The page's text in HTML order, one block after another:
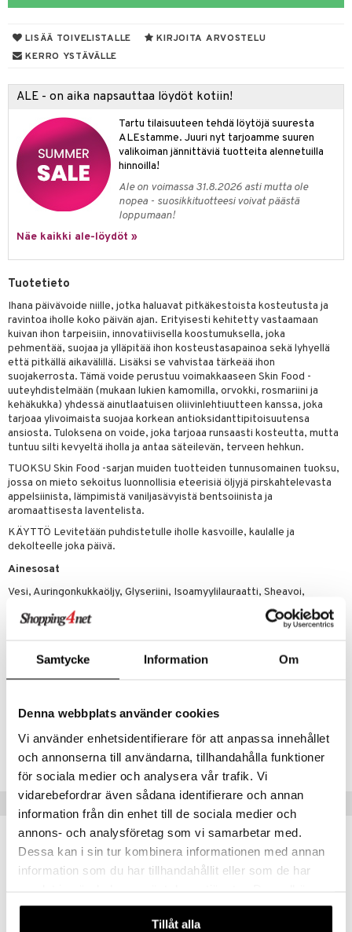
Samtycke Information Om
Denna webbplats använder cookies
Vi använder enhetsidentifierare för att anpassa innehållet
och annonserna till användarna, tillhandahålla funktioner
för sociala medier och analysera vår trafik. Vi
vidarebefordrar även sådana identifierare och annan
information från din enhet till de sociala medier och
annons- och analysföretag som vi samarbetar med.
Dessa kan i sin tur kombinera informationen med annan
information som du har tillhandahållit eller som de har
våra cookies vid fortsatt användande av vår webbplats.
Tillåt alla
LISÄÄ TOIVELISTALLE
KIRJOITA ARVOSTELU
KERRO YSTÄVÄLLE
ALE - on aika napsauttaa löydöt kotiin!
Tartu tilaisuuteen tehdä löytöjä suuresta
ALEstamme. Juuri nyt tarjoamme suuren
valikoiman jännittäviä tuotteita alennetuilla
hinnoilla!
Ale on voimassa 31.8.2026 asti mutta ole
nopea - suosikkituotteesi voivat päästä
loppumaan!
Näe kaikki ale-löydöt »
Tuotetieto
Ihana päivävoide niille, jotka haluavat pitkäkestoista kosteutusta ja
ravintoa iholle koko päivän ajan. Erityisesti kehitetty vastaamaan
kuivan ihon tarpeisiin, innovatiivisella koostumuksella, joka
pehmentää, suojaa ja ylläpitää ihon kosteustasapainoa sekä lyhyellä
että pitkällä aikavälillä. Lisäksi se vahvistaa tärkeää ihon
suojakerrosta. Tämä voide perustuu voimakkaaseen Skin Food -
uuteyhdistelmään (mukaan lukien kamomilla, orvokki, rosmariini ja
kehäkukka) yhdessä ainutlaatuisen oliivinlehtiuutteen kanssa, joka
tarjoaa ylivoimaista suojaa korkean antioksidanttipitoisuutensa
ansiosta. Tuloksena on voide, joka tarjoaa runsaasti kosteutta, mutta
tuntuu silti kevyeltä iholla ja antaa säteilevän, terveen hehkun.
TUOKSU Skin Food -sarjan muiden tuotteiden tunnusomainen tuoksu,
jossa on mieto sekoitus luonnollisia eteerisiä öljyjä pirskahtelevasta
appelsiinista, lämpimistä vaniljasävyistä bentsoiinista ja
aromaattisesta laventelista.
KÄYTTÖ Levitetään puhdistetulle iholle kasvoille, kaulalle ja
dekolteelle joka päivä.
Ainesosat
Vesi, Auringonkukkaöljy, Glyseriini, Isoamyylilauraatti, Sheavoi,
Pentyleeniglykoli, Betaiini, Alkoholi, Glyseryylistearaattisitraatti,
Behenyylialkoholi, Skvalaani, Japaninvaha, orvokkiuutetta,
maitohappo, Glyseryylikaprylaatti, Parfyymi*, Limonene*, Linalool*,
Bentsoyylibentsoaatti*, Sitraali*. *luonnolliset eteeriset öljyt ja/tai
Tuotenumero
HSFND-WE-40
Vinkkejä sinulle
eco eco
öljyt
suihku & saippuat
kuorinta
& imetys
& PMS
lihakset
käytettävät
intoleranssi
vahvistavat
säätelevät
helpottava
nenä & kurkku